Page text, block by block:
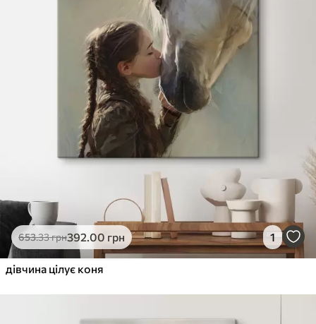
653.33грн392.00 грн 1
дівчина цілує коня